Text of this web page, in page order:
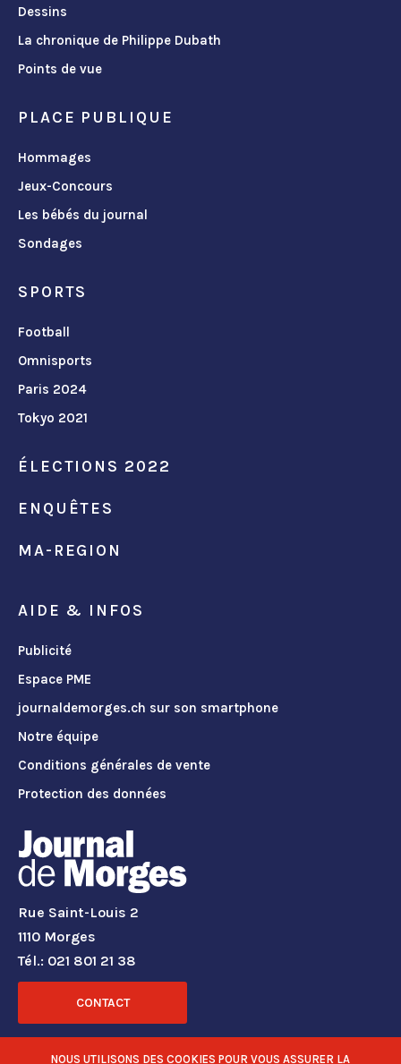
Dessins
La chronique de Philippe Dubath
Points de vue
PLACE PUBLIQUE
Hommages
Jeux-Concours
Les bébés du journal
Sondages
SPORTS
Football
Omnisports
Paris 2024
Tokyo 2021
ÉLECTIONS 2022
ENQUÊTES
MA-REGION
AIDE & INFOS
Publicité
Espace PME
journaldemorges.ch sur son smartphone
Notre équipe
Conditions générales de vente
Protection des données
Rue Saint-Louis 2
1110 Morges
Tél.: 021 801 21 38
CONTACT
RÉSEAUX SOCIAUX
NOUS UTILISONS DES COOKIES POUR VOUS ASSURER LA